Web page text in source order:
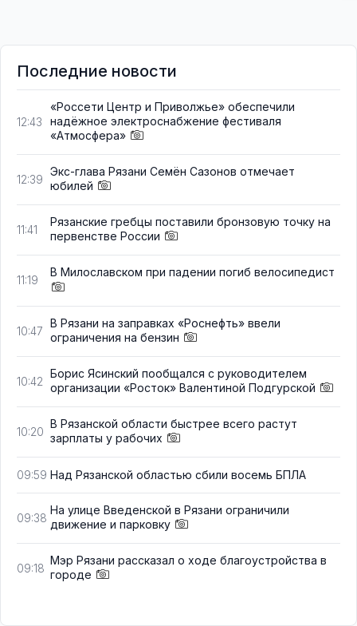
Последние новости
12:43
«Россети Центр и Приволжье» обеспечили
надёжное электроснабжение фестиваля
«Атмосфера»
12:39
Экс-глава Рязани Семён Сазонов отмечает
юбилей
11:41
Рязанские гребцы поставили бронзовую точку на
первенстве России
11:19
В Милославском при падении погиб велосипедист
10:47
В Рязани на заправках «Роснефть» ввели
ограничения на бензин
10:42
Борис Ясинский пообщался с руководителем
организации «Росток» Валентиной Подгурской
10:20
В Рязанской области быстрее всего растут
зарплаты у рабочих
09:59 Над Рязанской областью сбили восемь БПЛА
09:38
На улице Введенской в Рязани ограничили
движение и парковку
09:18
Мэр Рязани рассказал о ходе благоустройства в
городе